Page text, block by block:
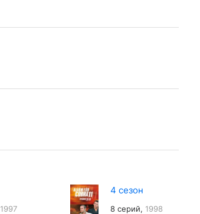
1997
4 сезон
8 серий, 1998